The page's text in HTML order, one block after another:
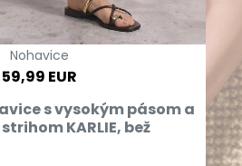
Nohavice
59,99 EUR
s vysokým pásom a
KARLIE, bež